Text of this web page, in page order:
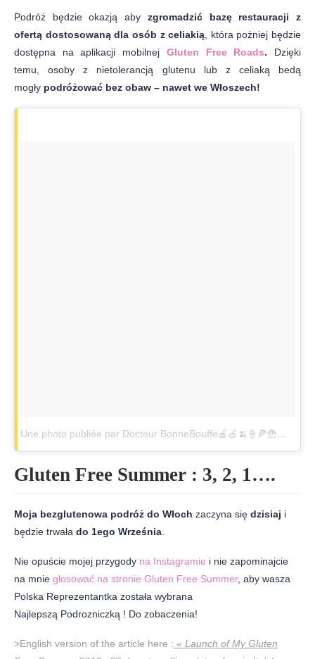
Podróż będzie okazją aby zgromadzić bazę restauracji z
ofertą dostosowaną dla osób z celiakią , która pożniej będzie
dostępna na aplikacji mobilnej Gluten Free Roads. Dzięki
temu, osoby z nietolerancją glutenu lub z celiaką bedą
mogły podróżować bez obaw – nawet we Włoszech!
Une photo publiée par Docteur BonneBouffe🍎🍏🍌🍦🍕🍟🍔 (@drbonnebouffe)
Gluten Free Summer : 3, 2, 1….
Moja bezglutenowa podróż do Włoch zaczyna się dzisiaj i
będzie trwała do 1ego Września
Nie opuście mojej przygody na Instagramie i nie zapominajcie
na mnie głosować na stronie Gluten Free Summer, aby wasza
Polska Reprezentantka została wybrana
Najlepszą Podrozniczką ! Do zobaczenia!
>English version of the article here : « Launch of My Gluten